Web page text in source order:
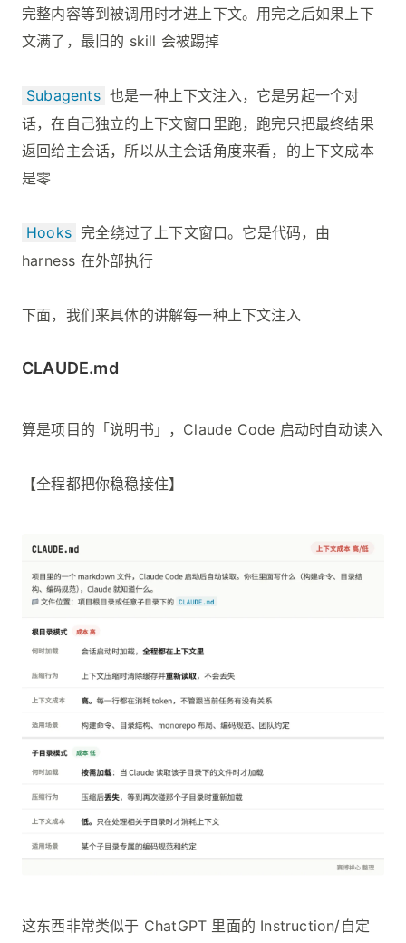
完整内容等到被调用时才进上下文。用完之后如果上下
文满了，最旧的 skill 会被踢掉
Subagents 也是一种上下文注入，它是另起一个对
话，在自己独立的上下文窗口里跑，跑完只把最终结果
返回给主会话，所以从主会话角度来看，的上下文成本
是零
Hooks 完全绕过了上下文窗口。它是代码，由
harness 在外部执行
下面，我们来具体的讲解每一种上下文注入
CLAUDE.md
算是项目的「说明书」，Claude Code 启动时自动读入
【全程都把你稳稳接住】
这东西非常类似于 ChatGPT 里面的 Instruction/自定